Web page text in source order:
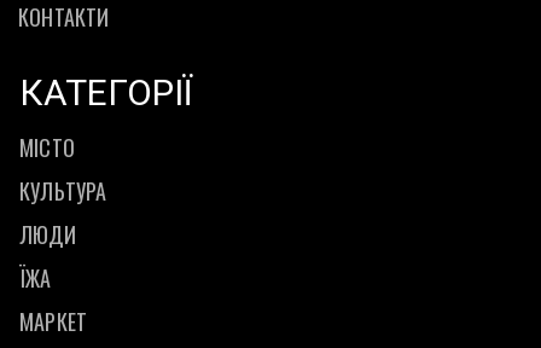
КОНТАКТИ
КАТЕГОРІЇ
МІСТО
КУЛЬТУРА
ЛЮДИ
ЇЖА
МАРКЕТ